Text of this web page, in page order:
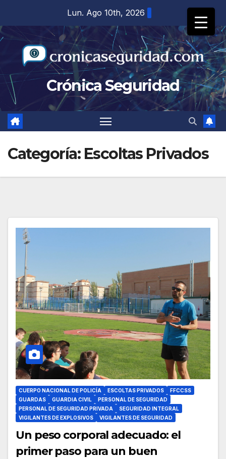
contenido
Lun. Ago 10th, 2026
Crónica Seguridad
Categoría: Escoltas Privados
CUERPO NACIONAL DE POLICÍA ESCOLTAS PRIVADOS
FFCCSS
GUARDAS
GUARDIA CIVIL
PERSONAL DE SEGURIDAD
PERSONAL DE SEGURIDAD PRIVADA
SEGURIDAD INTEGRAL
VIGILANTES DE EXPLOSIVOS
VIGILANTES DE SEGURIDAD
Un peso corporal adecuado: el
primer paso para un buen